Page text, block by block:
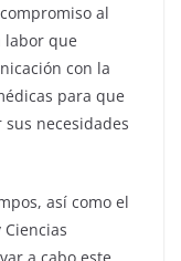
al
labor que
con la
para que
necesidades
así como el
a cabo este